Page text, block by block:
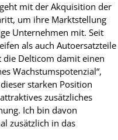
mit der Akquisition der
um ihre Marktstellung
Unternehmen mit. Seit
als auch Autoersatzteile
Delticom damit einen
Wachstumspotenzial“,
starken Position
zusätzliches
Ich bin davon
zusätzlich in das